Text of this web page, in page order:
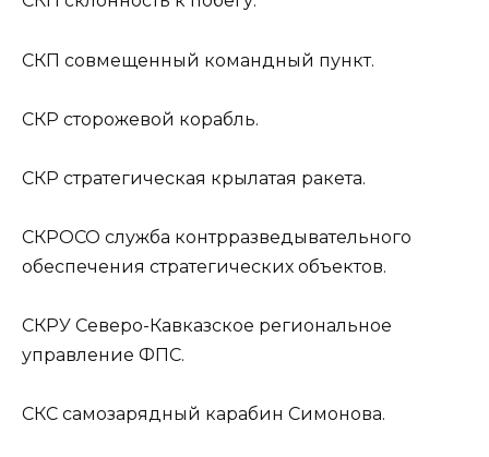
СКП совмещенный командный пункт.
СКР сторожевой корабль.
СКР стратегическая крылатая ракета.
СКРОСО служба контрразведывательного
обеспечения стратегических объектов.
СКРУ Северо-Кавказское региональное
управление ФПС.
СКС самозарядный карабин Симонова.